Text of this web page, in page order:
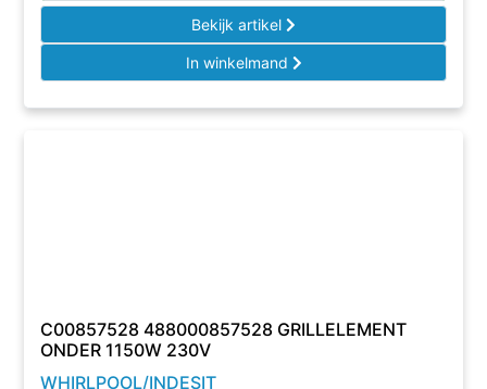
Bekijk artikel
In winkelmand
C00857528 488000857528 GRILLELEMENT
ONDER 1150W 230V
WHIRLPOOL/INDESIT